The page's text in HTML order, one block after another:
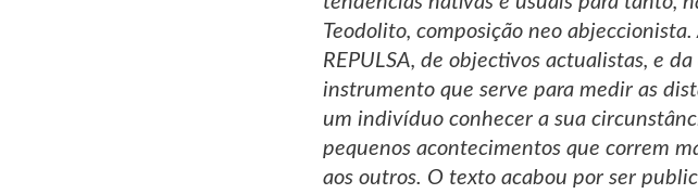
Teodolito, composição neo
REPULSA, de objectivos actualistas, e
instrumento que serve para medir as
um indivíduo conhecer a sua
pequenos acontecimentos que correm
aos outros. O texto acabou por ser